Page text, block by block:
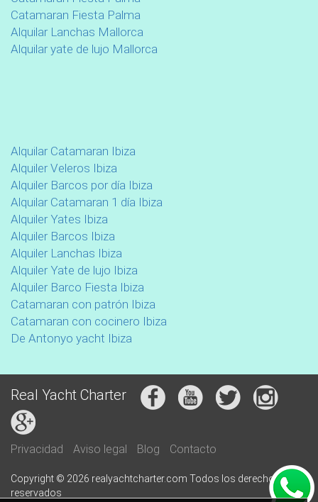
Catamaran Fiesta Palma
Alquilar Lanchas Mallorca
Alquilar yate de lujo Mallorca
Alquilar Catamaran Ibiza
Alquiler Veleros Ibiza
Alquiler Barcos por día Ibiza
Alquilar Catamaran 1 día Ibiza
Alquiler Yates Ibiza
Alquiler Barcos Ibiza
Alquiler Lanchas Ibiza
Alquiler Yate de lujo Ibiza
Alquiler Barco Fiesta Ibiza
Catamaran con patrón Ibiza
Catamaran con cocinero Ibiza
De Antonyo yacht Ibiza
Real Yacht Charter
Privacidad Aviso legal Blog Contacto
Copyright © 2026 realyachtcharter.com Todos los derechos
reservados